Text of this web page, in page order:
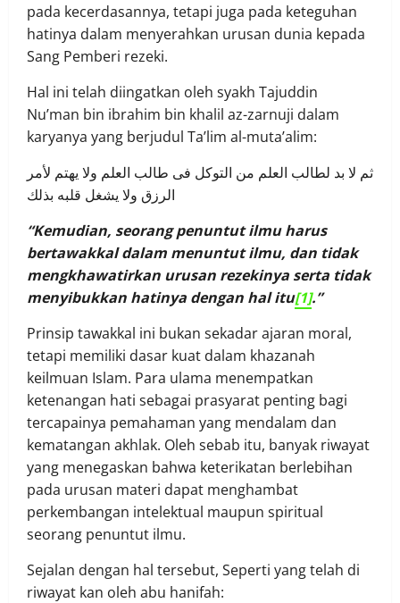
pada kecerdasannya, tetapi juga pada keteguhan
hatinya dalam menyerahkan urusan dunia kepada
Sang Pemberi rezeki.
Hal ini telah diingatkan oleh syakh Tajuddin
Nu’man bin ibrahim bin khalil az-zarnuji dalam
karyanya yang berjudul Ta’lim al-muta’alim:
ثم لا بد لطالب العلم من التوكل فى طالب العلم ولا يهتم لأمر
الرزق ولا يشغل قلبه بذلك
“Kemudian, seorang penuntut ilmu harus
bertawakkal dalam menuntut ilmu, dan tidak
mengkhawatirkan urusan rezekinya serta tidak
menyibukkan hatinya dengan hal itu[1].”
Prinsip tawakkal ini bukan sekadar ajaran moral,
tetapi memiliki dasar kuat dalam khazanah
keilmuan Islam. Para ulama menempatkan
ketenangan hati sebagai prasyarat penting bagi
tercapainya pemahaman yang mendalam dan
kematangan akhlak. Oleh sebab itu, banyak riwayat
yang menegaskan bahwa keterikatan berlebihan
pada urusan materi dapat menghambat
perkembangan intelektual maupun spiritual
seorang penuntut ilmu.
Sejalan dengan hal tersebut, Seperti yang telah di
riwayat kan oleh abu hanifah: